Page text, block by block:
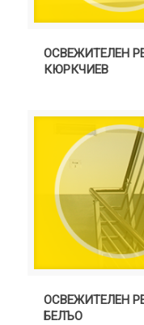
ОСВЕЖИТЕЛЕН
КЮРКЧИЕВ
ОСВЕЖИТЕЛЕН
БЕЛЪО